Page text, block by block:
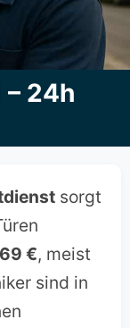
24h
sorgt
69 €, meist
sind in